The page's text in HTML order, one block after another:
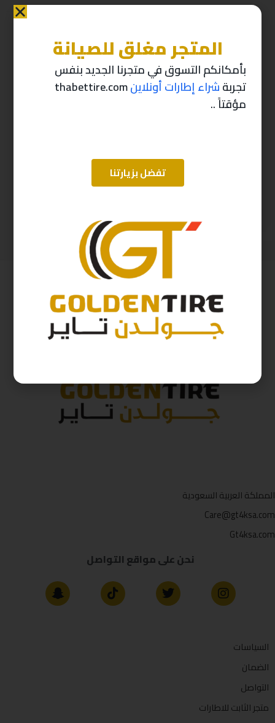
منتجات ذات صله
( شامل الضريبة )
-10%
268ر.س 242
المملكة العربية السعودية
Care@gt4ksa.com
Gt4ksa.com
نحن على مواقع التواصل
السياسات
الضمان
التواصل
متجر الثابت للاطارات
المتجر مغلق للصيانة
بأمكانكم التسوق في متجرنا الجديد بنفس
تجربةشراء إطارات أونلاينthabettire.com
مؤقتاً ..
تفضل بزيارتنا